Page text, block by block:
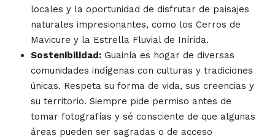
locales y la oportunidad de disfrutar de paisajes
naturales impresionantes, como los Cerros de
Mavicure y la Estrella Fluvial de Inírida.
Sostenibilidad: Guainía es hogar de diversas
comunidades indígenas con culturas y tradiciones
únicas. Respeta su forma de vida, sus creencias y
su territorio. Siempre pide permiso antes de
tomar fotografías y sé consciente de que algunas
áreas pueden ser sagradas o de acceso